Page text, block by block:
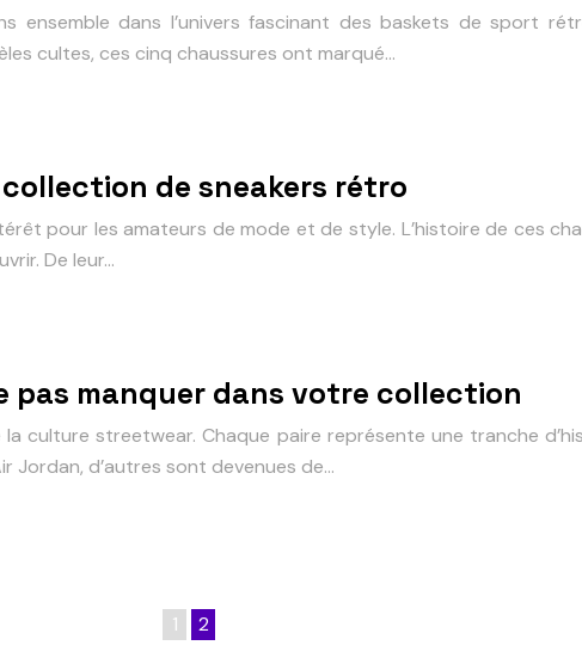
ensemble dans l’univers fascinant des baskets de sport
cultes, ces cinq chaussures ont marqué…
de sneakers rétro
pour les amateurs de mode et de style. L’histoire de ces
De leur…
pas manquer dans votre collection
culture streetwear. Chaque paire représente une tranche
Jordan, d’autres sont devenues de…
1 2